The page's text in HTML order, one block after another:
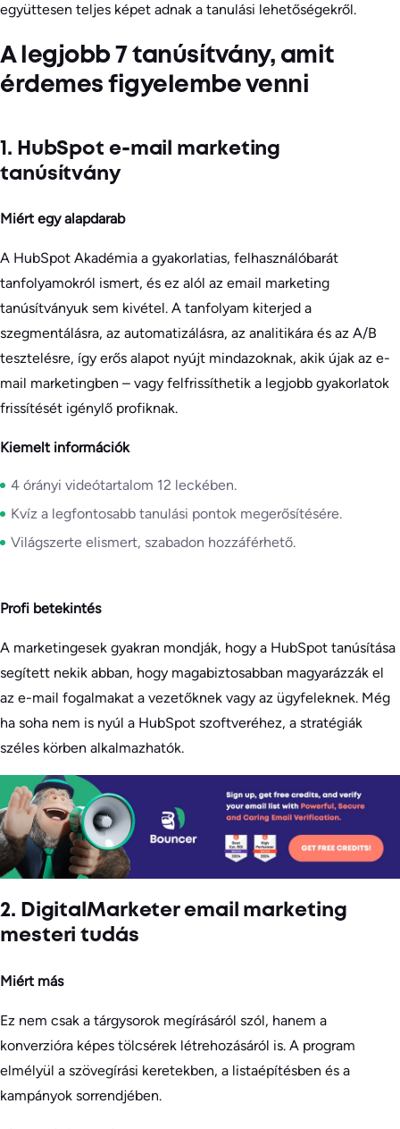
együttesen teljes képet adnak a tanulási lehetőségekről.
A legjobb 7 tanúsítvány, amit
érdemes figyelembe venni
1. HubSpot e-mail marketing
tanúsítvány
Miért egy alapdarab
A HubSpot Akadémia a gyakorlatias, felhasználóbarát
tanfolyamokról ismert, és ez alól az email marketing
tanúsítványuk sem kivétel. A tanfolyam kiterjed a
szegmentálásra, az automatizálásra, az analitikára és az A/B
tesztelésre, így erős alapot nyújt mindazoknak, akik újak az e-
mail marketingben – vagy felfrissíthetik a legjobb gyakorlatok
frissítését igénylő profiknak.
Kiemelt információk
4 órányi videótartalom 12 leckében.
Kvíz a legfontosabb tanulási pontok megerősítésére.
Világszerte elismert, szabadon hozzáférhető.
Profi betekintés
A marketingesek gyakran mondják, hogy a HubSpot tanúsítása
segített nekik abban, hogy magabiztosabban magyarázzák el
az e-mail fogalmakat a vezetőknek vagy az ügyfeleknek. Még
ha soha nem is nyúl a HubSpot szoftveréhez, a stratégiák
széles körben alkalmazhatók.
2. DigitalMarketer email marketing
mesteri tudás
Miért más
Ez nem csak a tárgysorok megírásáról szól, hanem a
konverzióra képes tölcsérek létrehozásáról is. A program
elmélyül a szövegírási keretekben, a listaépítésben és a
kampányok sorrendjében.